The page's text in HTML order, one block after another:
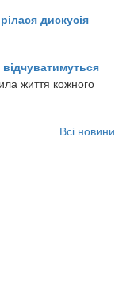
дискусія
відчуватимуться
життя кожного
Всі новини